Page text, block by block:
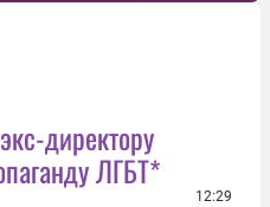
директору
ЛГБТ*
12:29